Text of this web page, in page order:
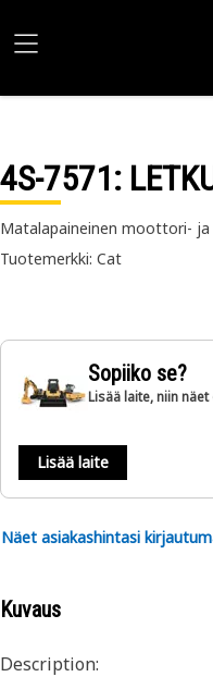
4S-7571:
Matalapaineinen moottori-
Tuotemerkki: Cat
Sopiiko se?
Lisää laite, niin
Lisää laite
Näet asiakashintasi
Kuvaus
Description: